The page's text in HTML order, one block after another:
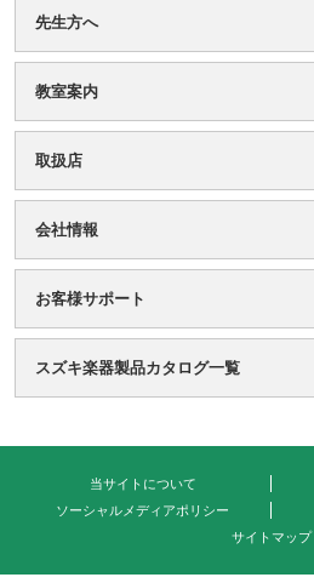
先生方へ
教室案内
取扱店
会社情報
お客様サポート
スズキ楽器製品カタログ一覧
当サイトについて
ソーシャルメディアポリシー
サイトマップ